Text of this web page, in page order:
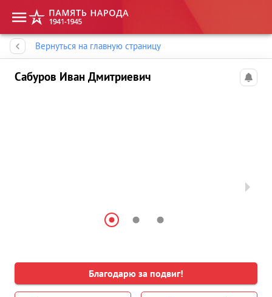
Вернуться на главную страницу
Сабуров Иван Дмитриевич
Благодарю за подвиг!
Память народа